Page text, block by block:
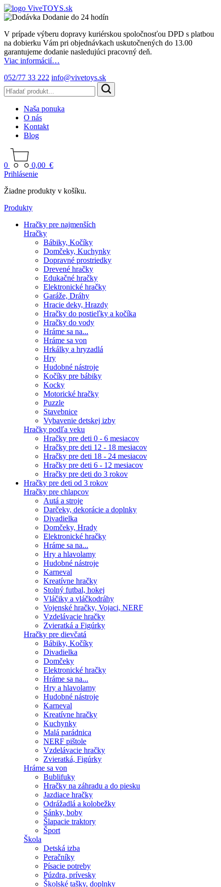
Dodanie do 24 hodín
V prípade výberu dopravy kuriérskou spoločnosťou DPD s platbou
na dobierku Vám pri objednávkach uskutočnených do 13.00
garantujeme dodanie nasledujúci pracovný deň.
Viac informácií…
052/77 33 222 info@vivetoys.sk
Naša ponuka
O nás
Kontakt
Blog
0 0,00 €
Prihlásenie
Žiadne produkty v košíku.
Produkty
Hračky pre najmenších
Hračky
Bábiky, Kočíky
Domčeky, Kuchynky
Dopravné prostriedky
Drevené hračky
Edukačné hračky
Elektronické hračky
Garáže, Dráhy
Hracie deky, Hrazdy
Hračky do postieľky a kočíka
Hračky do vody
Hráme sa na...
Hráme sa von
Hrkálky a hryzadlá
Hry
Hudobné nástroje
Kočíky pre bábiky
Kocky
Motorické hračky
Puzzle
Stavebnice
Vybavenie detskej izby
Hračky podľa veku
Hračky pre deti 0 - 6 mesiacov
Hračky pre deti 12 - 18 mesiacov
Hračky pre deti 18 - 24 mesiacov
Hračky pre deti 6 - 12 mesiacov
Hračky pre deti do 3 rokov
Hračky pre deti od 3 rokov
Hračky pre chlapcov
Autá a stroje
Darčeky, dekorácie a doplnky
Divadielka
Domčeky, Hrady
Elektronické hračky
Hráme sa na...
Hry a hlavolamy
Hudobné nástroje
Karneval
Kreatívne hračky
Stolný futbal, hokej
Vláčiky a vláčkodráhy
Vojenské hračky, Vojaci, NERF
Vzdelávacie hračky
Zvieratká a Figúrky
Hračky pre dievčatá
Bábiky, Kočíky
Divadielka
Domčeky
Elektronické hračky
Hráme sa na...
Hry a hlavolamy
Hudobné nástroje
Karneval
Kreatívne hračky
Kuchynky
Malá parádnica
NERF pištole
Vzdelávacie hračky
Zvieratká, Figúrky
Hráme sa von
Bublifuky
Hračky na záhradu a do piesku
Jazdiace hračky
Odrážadlá a kolobežky
Sánky, boby
Šlapacie traktory
Šport
Škola
Detská izba
Peračníky
Písacie potreby
Púzdra, prívesky
Školské tašky, doplnky